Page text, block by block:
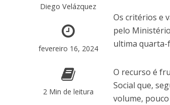
Diego Velázquez
fevereiro 16, 2024
2 Min de leitura
Os critérios e
pelo
ultima quarta-
O recurso é
Social que,
volume,